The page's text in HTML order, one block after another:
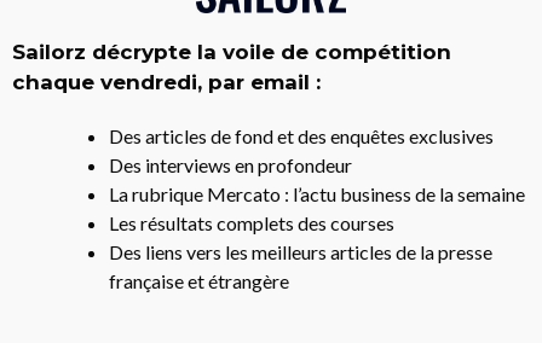
Sailorz décrypte la voile de compétition
chaque vendredi, par email :
Des articles de fond et des enquêtes exclusives
Des interviews en profondeur
La rubrique Mercato : l’actu business de la semaine
Les résultats complets des courses
Des liens vers les meilleurs articles de la presse
française et étrangère